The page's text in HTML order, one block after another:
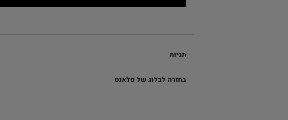
תגיות
בחזרה לבלוג של פלאנט